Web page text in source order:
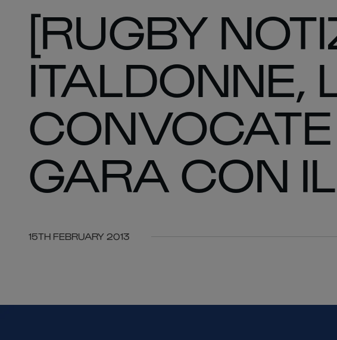
[RUGBY
ITALDONNE,
GARA CON
15TH FEBRUARY 2013